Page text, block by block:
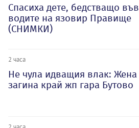
Спасиха дете, бедстващо във
водите на язовир Правище
(СНИМКИ)
2 часа
Не чула идващия влак: Жена
загина край жп гара Бутово